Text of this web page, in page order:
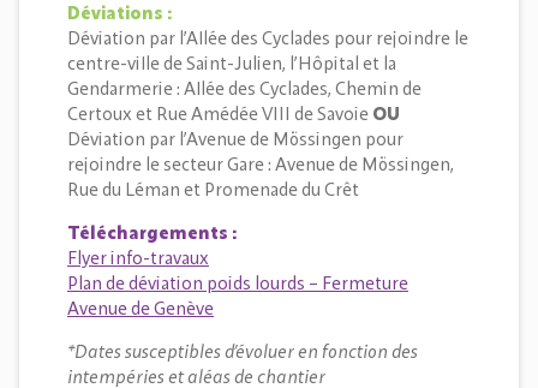
Déviations :
Déviation par l’Allée des Cyclades pour rejoindre le
centre-ville de Saint-Julien, l’Hôpital et la
Gendarmerie : Allée des Cyclades, Chemin de
Certoux et Rue Amédée VIII de Savoie OU
Déviation par l’Avenue de Mössingen pour
rejoindre le secteur Gare : Avenue de Mössingen,
Rue du Léman et Promenade du Crêt
Téléchargements :
Flyer info-travaux
Plan de déviation poids lourds – Fermeture
Avenue de Genève
*Dates susceptibles d’évoluer en fonction des
intempéries et aléas de chantier